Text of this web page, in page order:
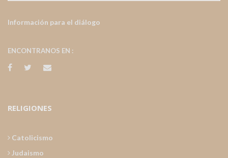
Información para el diálogo
ENCONTRANOS EN :
RELIGIONES
Catolicismo
Judaismo